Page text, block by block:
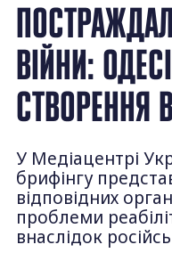
ВІЙНИ:
СТВОРЕННЯ
У Медіацентрі
брифінгу
відповідних
проблеми
внаслідок